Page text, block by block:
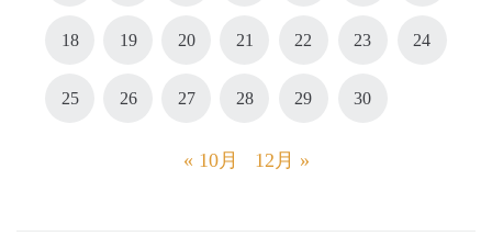
18 19 20 21 22 23 24
25 26 27 28 29 30
« 10月 12月 »